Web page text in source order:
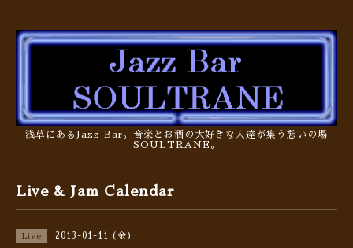
浅草にあるJazz Bar。音楽とお酒の大好きな人達が集う憩いの場
SOULTRANE。
Live & Jam Calendar
Live 2013-01-11 (金)